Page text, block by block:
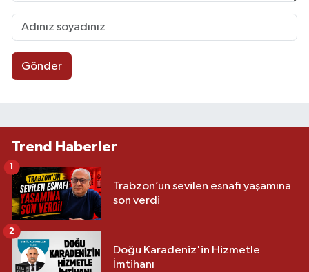
Gönder
Trend Haberler
Trabzon’un sevilen esnafı yaşamına
son verdi
Doğu Karadeniz'in Hizmetle
İmtihanı
2